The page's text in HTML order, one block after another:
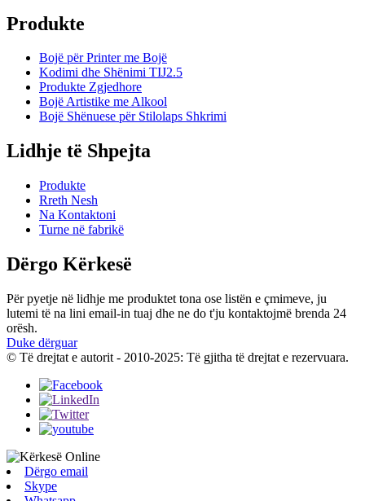
Produkte
Bojë për Printer me Bojë
Kodimi dhe Shënimi TIJ2.5
Produkte Zgjedhore
Bojë Artistike me Alkool
Bojë Shënuese për Stilolaps Shkrimi
Lidhje të Shpejta
Produkte
Rreth Nesh
Na Kontaktoni
Turne në fabrikë
Dërgo Kërkesë
Për pyetje në lidhje me produktet tona ose listën e çmimeve, ju
lutemi të na lini email-in tuaj dhe ne do t'ju kontaktojmë brenda 24
orësh.
Duke dërguar
© Të drejtat e autorit - 2010-2025: Të gjitha të drejtat e rezervuara.
Dërgo email
Skype